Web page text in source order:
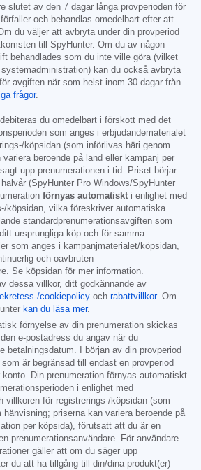
slutet av den 7 dagar långa provperioden för
och behandlas omedelbart efter att
du väljer att avbryta under din provperiod
till SpyHunter. Om du av någon
behandlades som du inte ville göra (vilket
kan du också avbryta
avgiften när som helst inom 30 dagar från
frågor.
du omedelbart i förskott med det
som anges i erbjudandematerialet
köpsidan (som införlivas häri genom
beroende på land eller kampanj per
upp prenumerationen i tid. Priset börjar
halvår (SpyHunter Pro Windows/SpyHunter
förnyas automatiskt i enlighet med
köpsidan, vilka föreskriver automatiska
standardprenumerationsavgiften som
ursprungliga köp och för samma
som anges i kampanjmaterialet/köpsidan,
och oavbruten
Se köpsidan för mer information.
dessa villkor, ditt godkännande av
cookiepolicy och rabattvillkor. Om
kan du läsa mer.
förnyelse av din prenumeration skickas
e-postadress du angav när du
betalningsdatum. I början av din provperiod
är begränsad till endast en provperiod
Din prenumeration förnyas automatiskt
i enlighet med
villkoren för registrerings-/köpsidan (som
hänvisning; priserna kan variera beroende på
per köpsida), förutsatt att du är en
prenumerationsanvändare. För användare
gäller att om du säger upp
du att ha tillgång till din/dina produkt(er)